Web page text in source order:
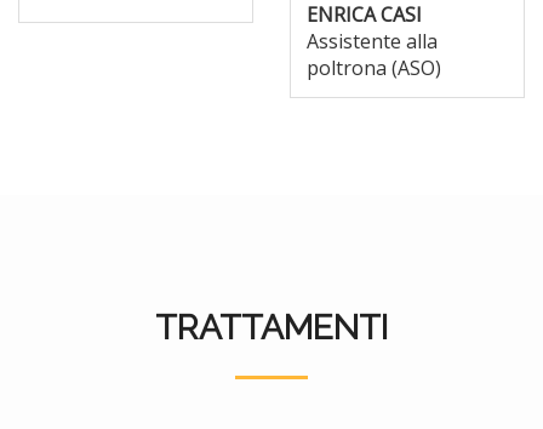
ENRICA CASI
Assistente alla
poltrona (ASO)
TRATTAMENTI